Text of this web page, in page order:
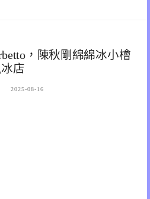
，陳秋剛綿綿冰小檜
店
2025-08-16